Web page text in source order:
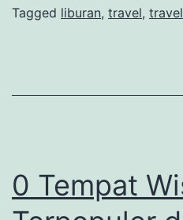
yang
Tagged liburan, travel,
0 Tempat